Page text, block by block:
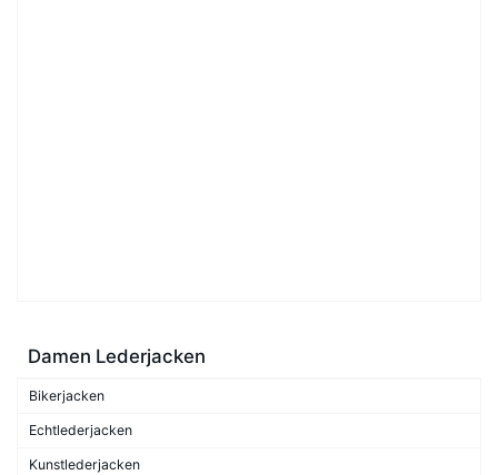
Damen Lederjacken
Bikerjacken
Echtlederjacken
Kunstlederjacken